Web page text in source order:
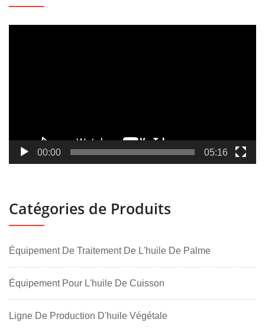
00:00 05:16
Catégories de Produits
Équipement De Traitement De L'huile De Palme
Équipement Pour L'huile De Cuisson
Ligne De Production D'huile Végétale